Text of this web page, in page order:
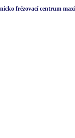
frézovací centrum